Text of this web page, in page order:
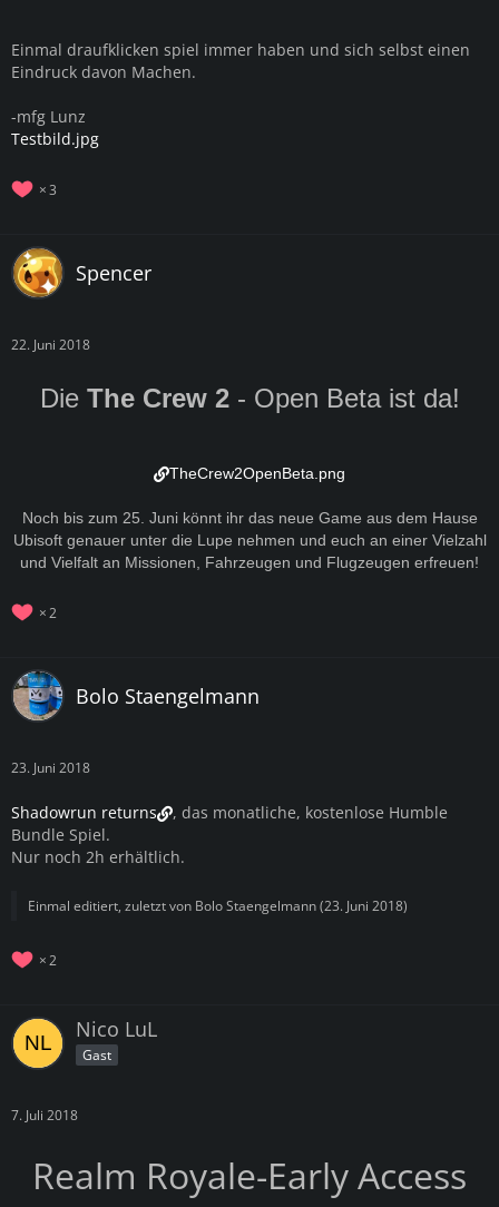
Einmal draufklicken spiel immer haben und sich selbst einen
Eindruck davon Machen.
-mfg Lunz
Testbild.jpg
3
Spencer
22. Juni 2018
Die The Crew 2 - Open Beta ist da!
TheCrew2OpenBeta.png
Noch bis zum 25. Juni könnt ihr das neue Game aus dem Hause
Ubisoft genauer unter die Lupe nehmen und euch an einer Vielzahl
und Vielfalt an Missionen, Fahrzeugen und Flugzeugen erfreuen!
2
Bolo Staengelmann
23. Juni 2018
Shadowrun returns
, das monatliche, kostenlose Humble
Bundle Spiel.
Nur noch 2h erhältlich.
Einmal editiert, zuletzt von Bolo Staengelmann(23. Juni 2018)
2
Nico LuL
Gast
7. Juli 2018
Realm Royale-Early Access